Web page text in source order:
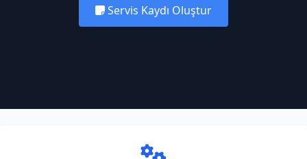
Servis Kaydı Oluştur